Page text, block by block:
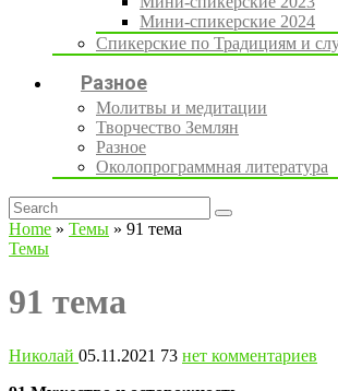
Мини-спикерские 2024
Спикерские по Традициям и
Разное
Молитвы и медитации
Творчество Землян
Разное
Околопрограммная литература
Home » Темы » 91 тема
Темы
91 тема
Николай 05.11.2021 73 нет комментариев